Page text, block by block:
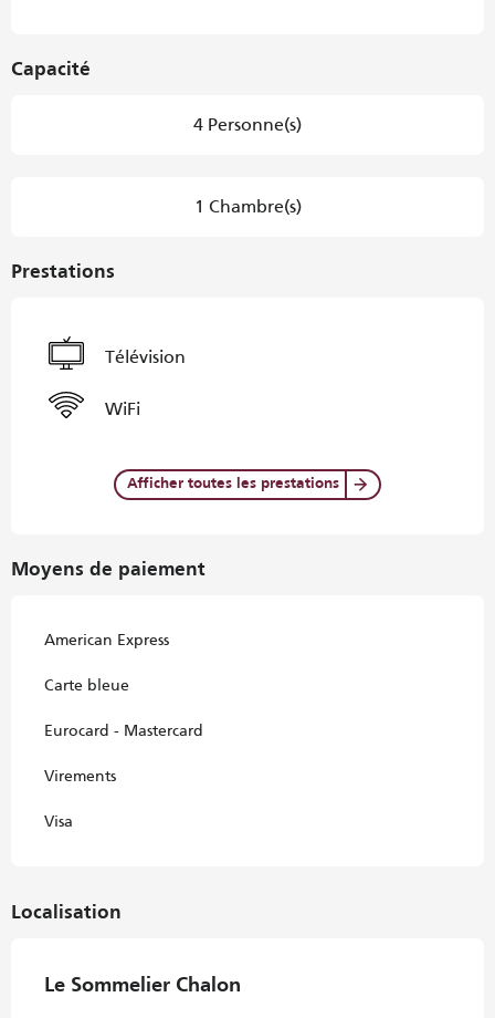
Capacité
4 Personne(s)
1 Chambre(s)
Prestations
Télévision
WiFi
Afficher toutes les prestations
Moyens de paiement
American Express
Carte bleue
Eurocard - Mastercard
Virements
Visa
Localisation
Le Sommelier Chalon